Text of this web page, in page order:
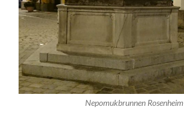
Nepomukbrunnen Rosenheim